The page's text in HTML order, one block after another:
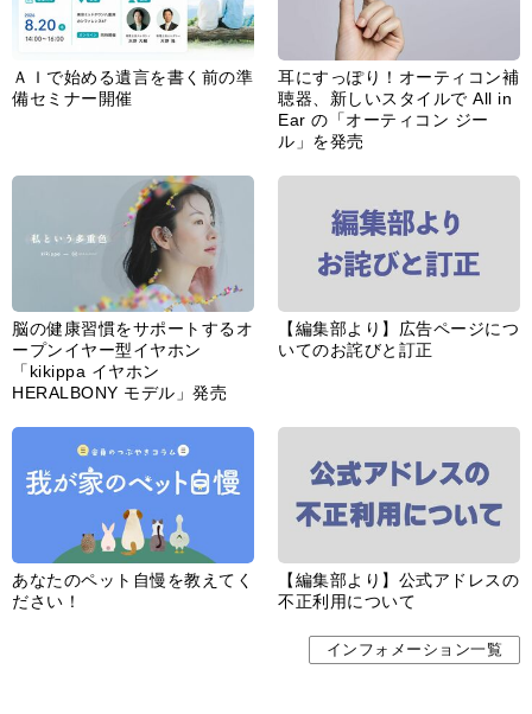
ＡＩで始める遺言を書く前の準
備セミナー開催
耳にすっぽり！オーティコン補
聴器、新しいスタイルで All in
Ear の「オーティコン ジー
ル」を発売
脳の健康習慣をサポートするオ
ープンイヤー型イヤホン
「kikippa イヤホン
HERALBONY モデル」発売
【編集部より】広告ページにつ
いてのお詫びと訂正
あなたのペット自慢を教えてく
ださい！
【編集部より】公式アドレスの
不正利用について
インフォメーション一覧